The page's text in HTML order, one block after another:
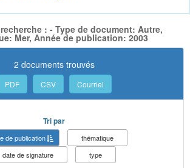
: - Type de document: Autre,
Mer, Année de publication: 2003
2 documents trouvés
PDF CSV Courriel
Tri par
de publication
thématique
date de signature
type